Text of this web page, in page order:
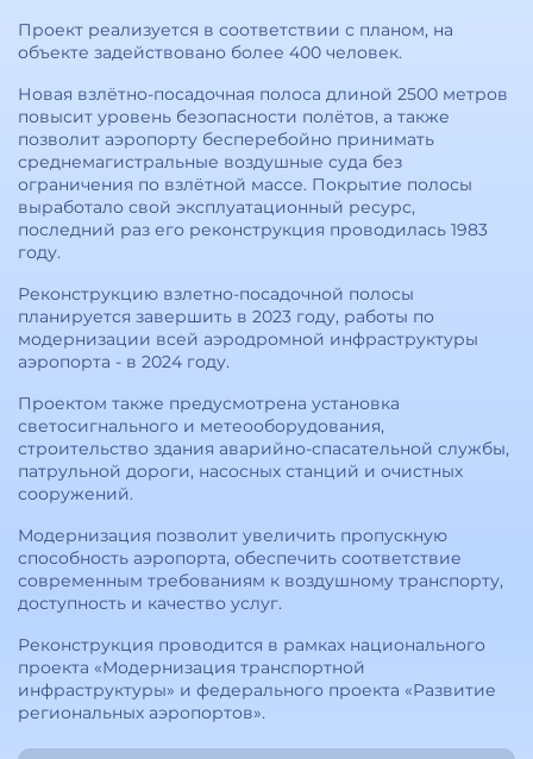
Проект реализуется в соответствии с планом, на
объекте задействовано более 400 человек.
Новая взлётно-посадочная полоса длиной 2500 метров
повысит уровень безопасности полётов, а также
позволит аэропорту бесперебойно принимать
среднемагистральные воздушные суда без
ограничения по взлётной массе. Покрытие полосы
выработало свой эксплуатационный ресурс,
последний раз его реконструкция проводилась 1983
году.
Реконструкцию взлетно-посадочной полосы
планируется завершить в 2023 году, работы по
модернизации всей аэродромной инфраструктуры
аэропорта - в 2024 году.
Проектом также предусмотрена установка
светосигнального и метеооборудования,
строительство здания аварийно-спасательной службы,
патрульной дороги, насосных станций и очистных
сооружений.
Модернизация позволит увеличить пропускную
способность аэропорта, обеспечить соответствие
современным требованиям к воздушному транспорту,
доступность и качество услуг.
Реконструкция проводится в рамках национального
проекта «Модернизация транспортной
инфраструктуры» и федерального проекта «Развитие
региональных аэропортов».